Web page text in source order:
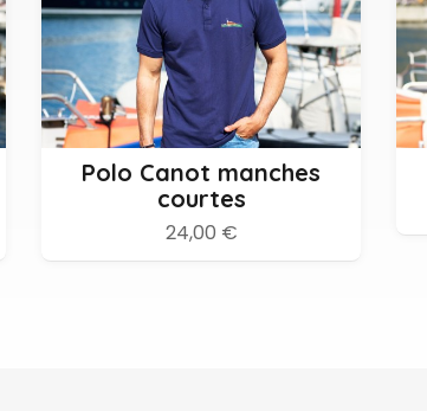
S M L XXL
XXXL
XS
Polo Canot manches
courtes
24,00 €